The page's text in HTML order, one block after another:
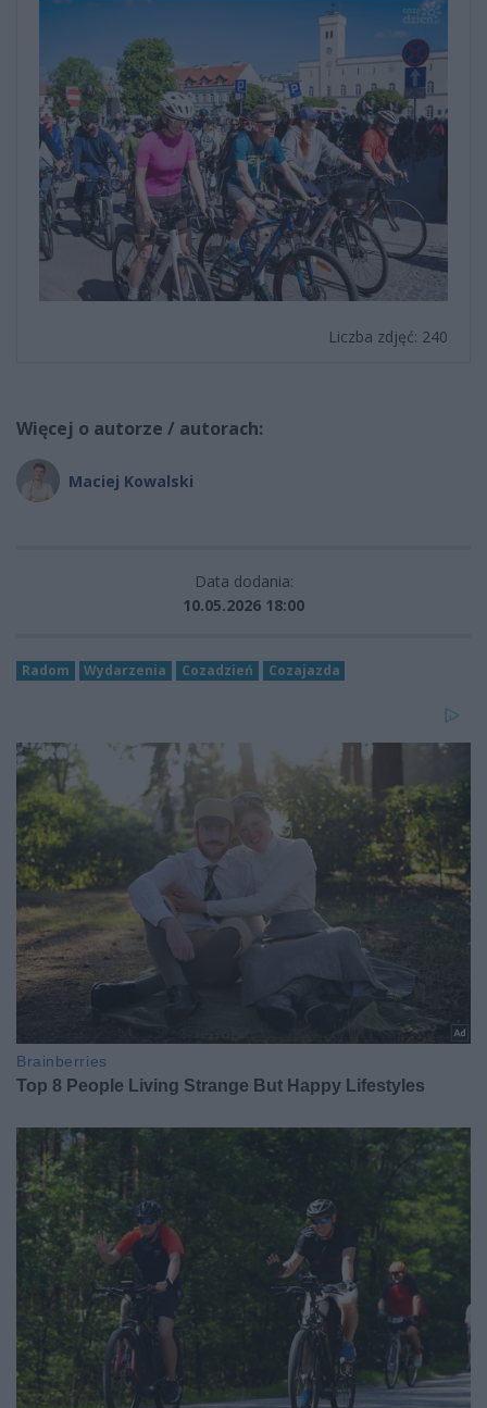
Liczba zdjęć: 240
Więcej o autorze / autorach:
Maciej Kowalski
Data dodania:
10.05.2026 18:00
Radom Wydarzenia Cozadzień Cozajazda